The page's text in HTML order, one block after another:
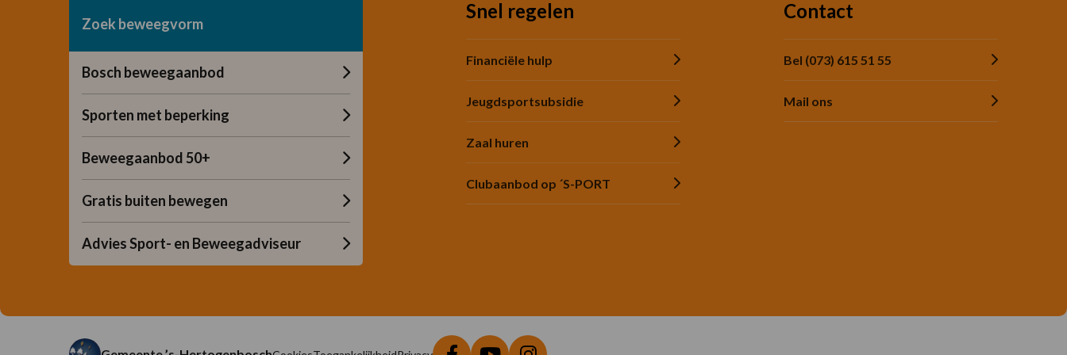
Zoek beweegvorm
Bosch beweegaanbod
Sporten met beperking
Beweegaanbod 50+
Gratis buiten bewegen
Advies Sport- en Beweegadviseur
Snel regelen
Financiële hulp
Jeugdsportsubsidie
Zaal huren
Clubaanbod op ´S-PORT
Contact
Bel (073) 615 51 55
Mail ons